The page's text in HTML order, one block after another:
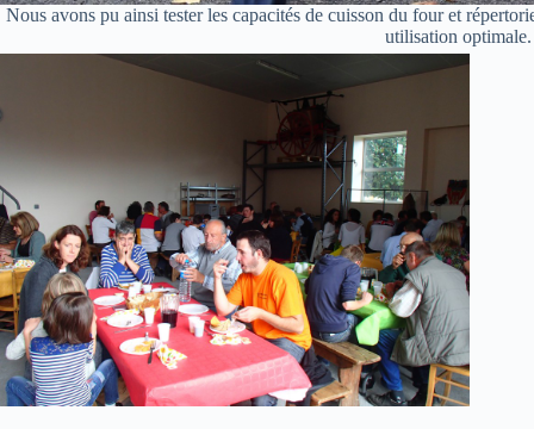
Nous avons pu ainsi tester les capacités de cuisson du four et
utilisation optimale.